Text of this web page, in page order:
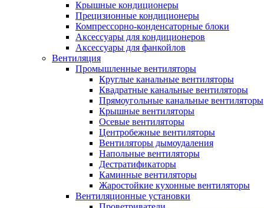
Крышные кондиционеры
Прецизионные кондиционеры
Компрессорно-конденсаторные блоки
Аксессуары для кондиционеров
Аксессуары для фанкойлов
Вентиляция
Промышленные вентиляторы
Круглые канальные вентиляторы
Квадратные канальные вентиляторы
Прямоугольные канальные вентиляторы
Крышные вентиляторы
Осевые вентиляторы
Центробежные вентиляторы
Вентиляторы дымоудаления
Напольные вентиляторы
Дестратификаторы
Каминные вентиляторы
Жаростойкие кухонные вентиляторы
Вентиляционные установки